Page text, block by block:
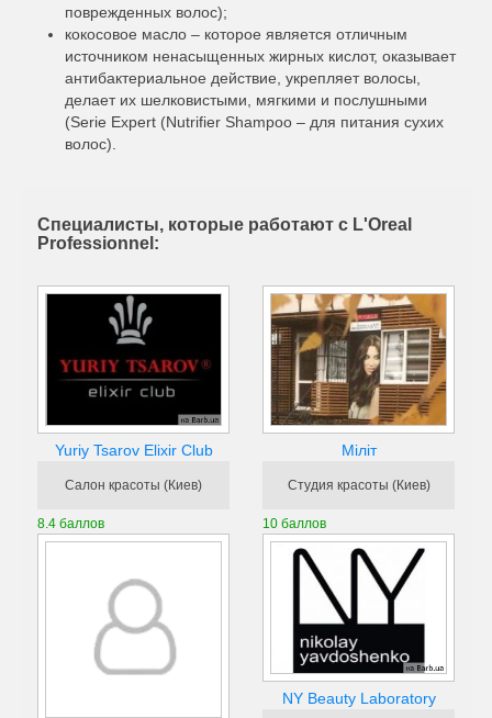
поврежденных волос);
кокосовое масло – которое является отличным
источником ненасыщенных жирных кислот, оказывает
антибактериальное действие, укрепляет волосы,
делает их шелковистыми, мягкими и послушными
(Serie Expert (Nutrifier Shampoo – для питания сухих
волос).
Специалисты, которые работают с L'Oreal
Professionnel:
Yuriy Tsarov Elixir Club
Салон красоты (Киев)
8.4 баллов
Міліт
Студия красоты (Киев)
10 баллов
NY Beauty Laboratory